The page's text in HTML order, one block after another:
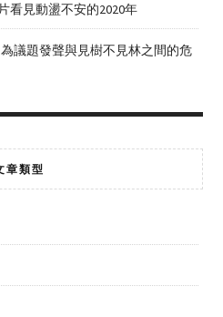
看見動盪不安的2020年
為議題發聲與見樹不見林之間的危
章類型